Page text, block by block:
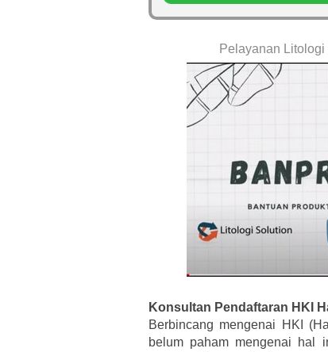
Pelayanan
Konsultan Pendaftaran HKI
Berbincang mengenai HKI
belum paham mengenai hal